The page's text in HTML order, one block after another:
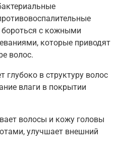
с кожными
которые приводят
волос.
глубоко в структуру волос
влаги в покрытии
волосы и кожу головы
улучшает внешний